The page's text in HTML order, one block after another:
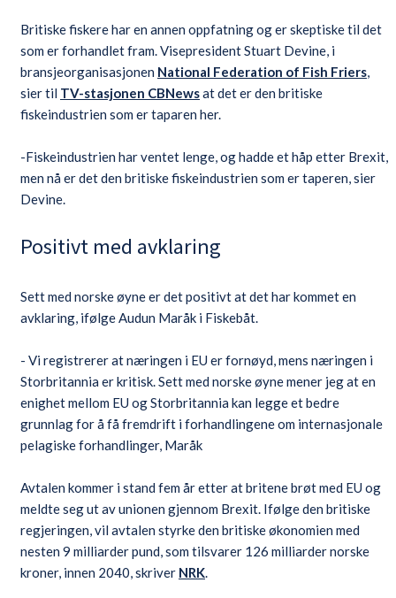
Britiske fiskere har en annen oppfatning og er skeptiske til det
som er forhandlet fram. Visepresident Stuart Devine, i
bransjeorganisasjonen National Federation of Fish Friers,
sier til TV-stasjonen CBNewsat det er den britiske
fiskeindustrien som er taparen her.
-Fiskeindustrien har ventet lenge, og hadde et håp etter Brexit,
men nå er det den britiske fiskeindustrien som er taperen, sier
Devine.
Positivt med avklaring
Sett med norske øyne er det positivt at det har kommet en
avklaring, ifølge Audun Maråk i Fiskebåt.
- Vi registrerer at næringen i EU er fornøyd, mens næringen i
Storbritannia er kritisk. Sett med norske øyne mener jeg at en
enighet mellom EU og Storbritannia kan legge et bedre
grunnlag for å få fremdrift i forhandlingene om internasjonale
pelagiske forhandlinger, Maråk
Avtalen kommer i stand fem år etter at britene brøt med EU og
meldte seg ut av unionen gjennom Brexit. Ifølge den britiske
regjeringen, vil avtalen styrke den britiske økonomien med
nesten 9 milliarder pund, som tilsvarer 126 milliarder norske
kroner, innen 2040, skriver NRK.